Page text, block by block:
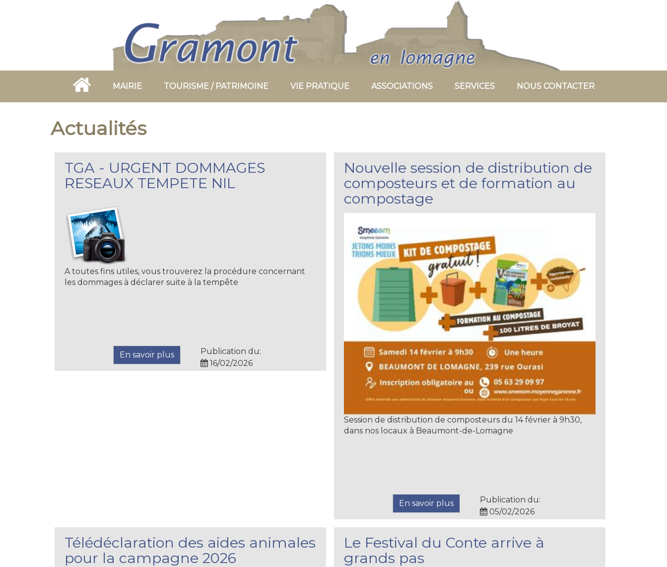
MAIRIE TOURISME / PATRIMOINE VIE PRATIQUE ASSOCIATIONS SERVICES NOUS CONTACTER
Actualités
TGA - URGENT DOMMAGES
RESEAUX TEMPETE NIL
A toutes fins utiles, vous trouverez la procédure concernant
les dommages à déclarer suite à la tempête
En savoir plus
Publication du:
16/02/2026
Nouvelle session de distribution de
composteurs et de formation au
compostage
Session de distribution de composteurs du 14 février à 9h30,
dans nos locaux à Beaumont-de-Lomagne
En savoir plus
Publication du:
05/02/2026
Télédéclaration des aides animales
pour la campagne 2026
Le Festival du Conte arrive à
grands pas